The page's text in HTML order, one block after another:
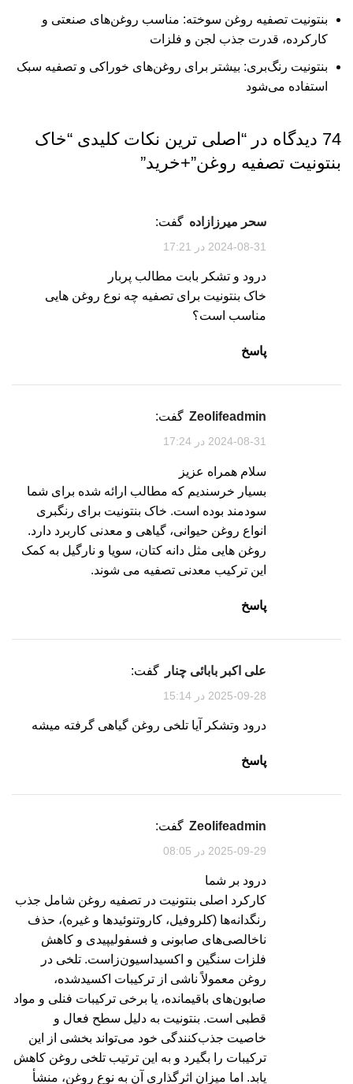
بنتونیت تصفیه روغن سوخته: مناسب روغن‌های صنعتی و
کارکرده، قدرت جذب لجن و فلزات
بنتونیت رنگ‌بری: بیشتر برای روغن‌های خوراکی و تصفیه سبک
استفاده می‌شود
74 دیدگاه در “
اصلی ترین نکات کلیدی “خاک
بنتونیت تصفیه روغن”+خرید”
سحر میرزازاده گفت:
2024-08-31 در 17:21
درود و تشکر بابت مطالب پربار
خاک بنتونیت برای تصفیه چه نوع روغن هایی
مناسب است؟
پاسخ
zeolifeadmin گفت:
2024-08-31 در 17:24
سلام همراه عزیز
بسیار خرسندیم که مطالب ارائه شده برای شما
سودمند بوده است. خاک بنتونیت برای رنگبری
انواع روغن حیوانی، گیاهی و معدنی کاربرد دارد.
روغن هایی مثل دانه کتان، سویا و نارگیل به کمک
این ترکیب معدنی تصفیه می شوند.
پاسخ
علی اکبر بابائی چنار گفت:
2025-09-28 در 15:14
درود وتشکر آیا تلخی روغن گیاهی گرفته میشه
پاسخ
zeolifeadmin گفت:
2025-09-29 در 08:05
درود بر شما
کارکرد اصلی بنتونیت در تصفیه روغن شامل جذب
رنگدانه‌ها (کلروفیل، کاروتنوئیدها و غیره)، حذف
ناخالصی‌های صابونی و فسفولیپیدی و کاهش
فلزات سنگین و اکسیداسیون‌زاست. تلخی در
روغن معمولاً ناشی از ترکیبات اکسیدشده،
صابون‌های باقیمانده، یا برخی ترکیبات فنلی و مواد
قطبی است. بنتونیت به دلیل سطح فعال و
خاصیت جذب‌کنندگی خود می‌تواند بخشی از این
ترکیبات را بگیرد و به این ترتیب تلخی روغن کاهش
یابد. اما میزان اثرگذاری آن به نوع روغن، منشأ